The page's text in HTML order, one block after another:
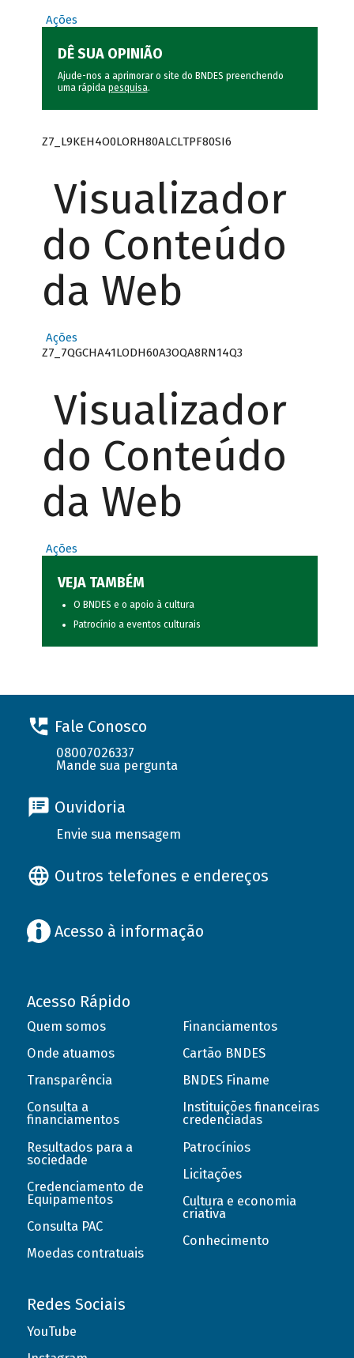
Ações
DÊ SUA OPINIÃO
Ajude-nos a aprimorar o site do BNDES preenchendo
uma rápida pesquisa.
Z7_L9KEH4O0LORH80ALCLTPF80SI6
Visualizador
do Conteúdo
da Web
Ações
Z7_7QGCHA41LODH60A3OQA8RN14Q3
Visualizador
do Conteúdo
da Web
Ações
VEJA TAMBÉM
O BNDES e o apoio à cultura
Patrocínio a eventos culturais
Fale Conosco
08007026337
Mande sua pergunta
Ouvidoria
Envie sua mensagem
Outros telefones e endereços
Acesso à informação
Acesso Rápido
Quem somos
Onde atuamos
Transparência
Consulta a
financiamentos
Resultados para a
sociedade
Credenciamento de
Equipamentos
Consulta PAC
Moedas contratuais
Financiamentos
Cartão BNDES
BNDES Finame
Instituições financeiras
credenciadas
Patrocínios
Licitações
Cultura e economia
criativa
Conhecimento
Redes Sociais
YouTube